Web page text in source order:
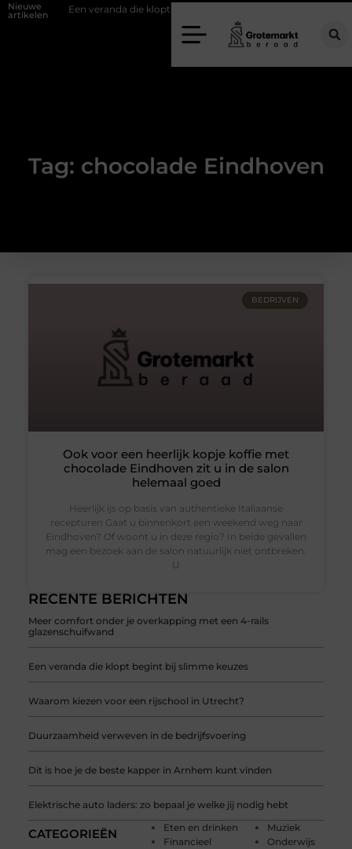
Nieuwe
artikelen Een veranda die klopt begint bij slimme keuzes
Tag: chocolade Eindhoven
RECENTE BERICHTEN
Meer comfort onder je overkapping met een 4-rails
glazenschuifwand
Een veranda die klopt begint bij slimme keuzes
Waarom kiezen voor een rijschool in Utrecht?
Duurzaamheid verweven in de bedrijfsvoering
Dit is hoe je de beste kapper in Arnhem kunt vinden
Elektrische auto laders: zo bepaal je welke jij nodig hebt
CATEGORIEËN
Eten en drinken
Financieel
Muziek
Onderwijs
BEDRIJVEN
Ook voor een heerlijk kopje koffie met
chocolade Eindhoven zit u in de salon
helemaal goed
Heerlijk ijs op basis van authentieke Italiaanse
recepturen Gaat u binnenkort een weekend weg naar
Eindhoven? Of woont u in deze regio? In beide gevallen
mag een bezoek aan de salon natuurlijk niet ontbreken.
U